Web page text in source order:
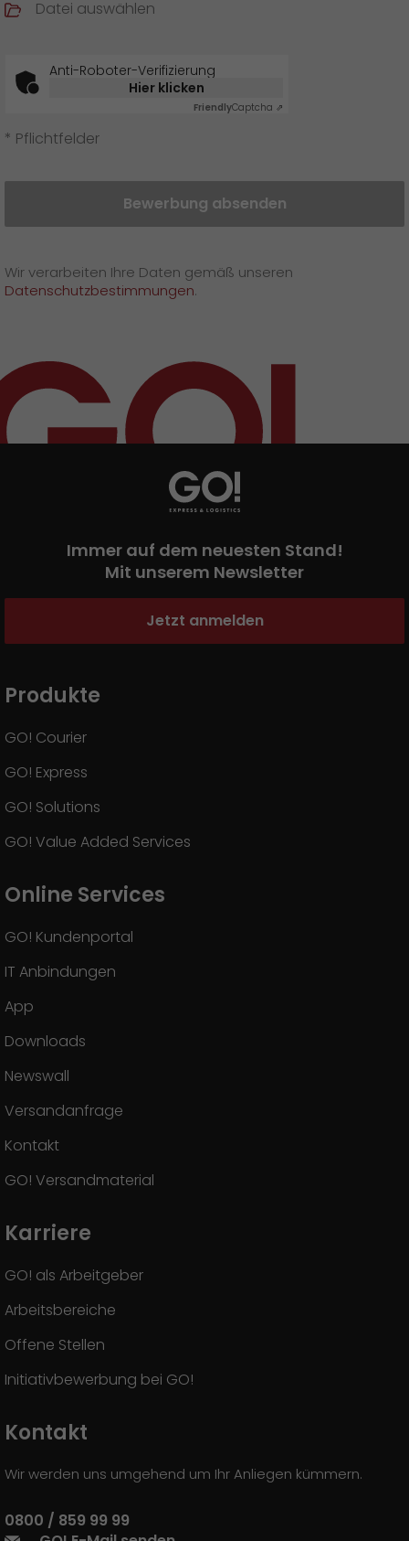
Datei auswählen
Anti-Roboter-Verifizierung
Hier klicken
FriendlyCaptcha ⇗
* Pflichtfelder
Bewerbung absenden
Wir verarbeiten Ihre Daten gemäß unseren
Datenschutzbestimmungen.
Immer auf dem neuesten Stand!
Mit unserem Newsletter
Jetzt anmelden
Produkte
GO! Courier
GO! Express
GO! Solutions
GO! Value Added Services
Online Services
GO! Kundenportal
IT Anbindungen
App
Downloads
Newswall
Versandanfrage
Kontakt
GO! Versandmaterial
Karriere
GO! als Arbeitgeber
Arbeitsbereiche
Offene Stellen
Initiativbewerbung bei GO!
Kontakt
Wir werden uns umgehend um Ihr Anliegen kümmern.
0800 / 859 99 99